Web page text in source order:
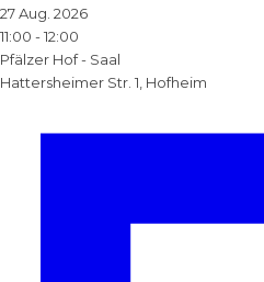
27 Aug. 2026
11:00 -12:00
Pfälzer Hof - Saal
Hattersheimer Str. 1, Hofheim